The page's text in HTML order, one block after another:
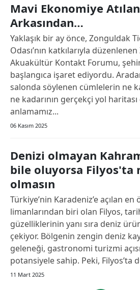
Mavi Ekonomiye Atılan
Arkasından…
Yaklaşık bir ay önce, Zonguldak
Odası’nın katkılarıyla
Akuakültür Kontakt Forumu,
başlangıca işaret ediyordu.
salonda söylenen cümlelerin ne
ne kadarının gerçekçi yol
anlamamız...
06 Kasım 2025
Denizi olmayan
bile oluyorsa Filyos'ta
olmasın
Türkiye’nin Karadeniz’e açılan en
limanlarından biri olan Filyos,
güzelliklerinin yanı sıra deniz
çekiyor. Bölgenin zengin deniz
geleneği, gastronomi turizmi
potansiyele sahip. Peki, Filyos’ta
11 Mart 2025